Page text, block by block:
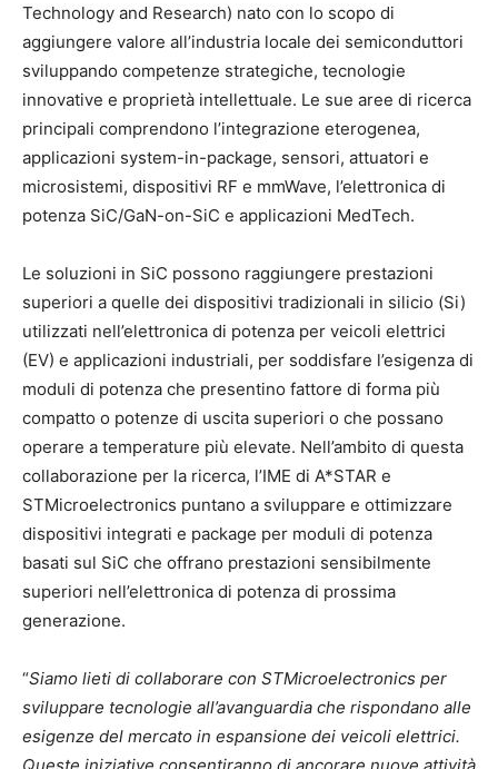
Technology and Research) nato con lo scopo di
aggiungere valore all’industria locale dei semiconduttori
sviluppando competenze strategiche, tecnologie
innovative e proprietà intellettuale. Le sue aree di ricerca
principali comprendono l’integrazione eterogenea,
applicazioni system-in-package, sensori, attuatori e
microsistemi, dispositivi RF e mmWave, l’elettronica di
potenza SiC/GaN-on-SiC e applicazioni MedTech.
Le soluzioni in SiC possono raggiungere prestazioni
superiori a quelle dei dispositivi tradizionali in silicio (Si)
utilizzati nell’elettronica di potenza per veicoli elettrici
(EV) e applicazioni industriali, per soddisfare l’esigenza di
moduli di potenza che presentino fattore di forma più
compatto o potenze di uscita superiori o che possano
operare a temperature più elevate. Nell’ambito di questa
collaborazione per la ricerca, l’IME di A*STAR e
STMicroelectronics puntano a sviluppare e ottimizzare
dispositivi integrati e package per moduli di potenza
basati sul SiC che offrano prestazioni sensibilmente
superiori nell’elettronica di potenza di prossima
generazione.
“Siamo lieti di collaborare con STMicroelectronics per
sviluppare tecnologie all’avanguardia che rispondano alle
esigenze del mercato in espansione dei veicoli elettrici.
Queste iniziative consentiranno di ancorare nuove attività